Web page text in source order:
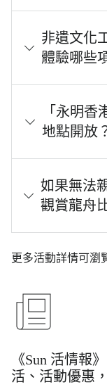
非遺文化
體驗哪些
「永明
地點開放
如果無法
觀賞龍舟
更多活動詳情可瀏
《Sun 活情報
活、活動優惠